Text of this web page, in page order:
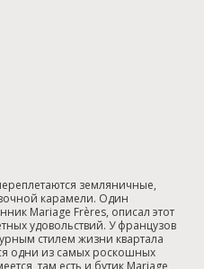
земляничные,
карамели. Один
Mariage Frères, описал этот
удовольствий. У французов
стилем жизни квартала
одни из самых роскошных
там есть и бутик Mariage